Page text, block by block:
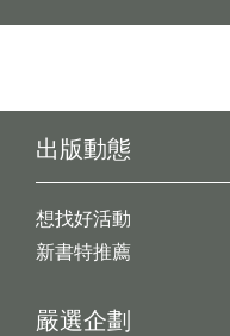
出版動態
想找好活動
新書特推薦
嚴選企劃